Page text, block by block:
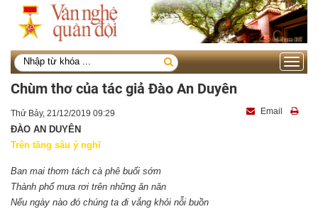
Toggle
Chùm thơ của tác giả Đào An Duyên
Thứ Bảy, 21/12/2019 09:29 Email
ĐÀO AN DUYÊN
Trên tầng sâu ý nghĩ
Ban mai thơm tách cà phê buổi sớm
Thành phố mưa rơi trên những ăn năn
Nếu ngày nào đó chúng ta đi vắng khỏi nỗi buồn